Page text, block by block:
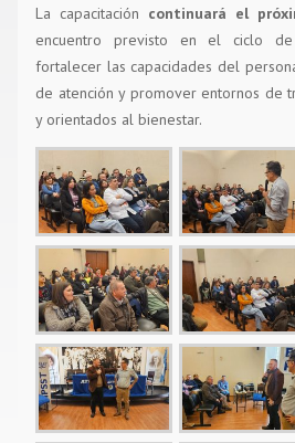
La capacitación continuará el
encuentro previsto en el ciclo de
fortalecer las capacidades del
de atención y promover entornos de
y orientados al bienestar.